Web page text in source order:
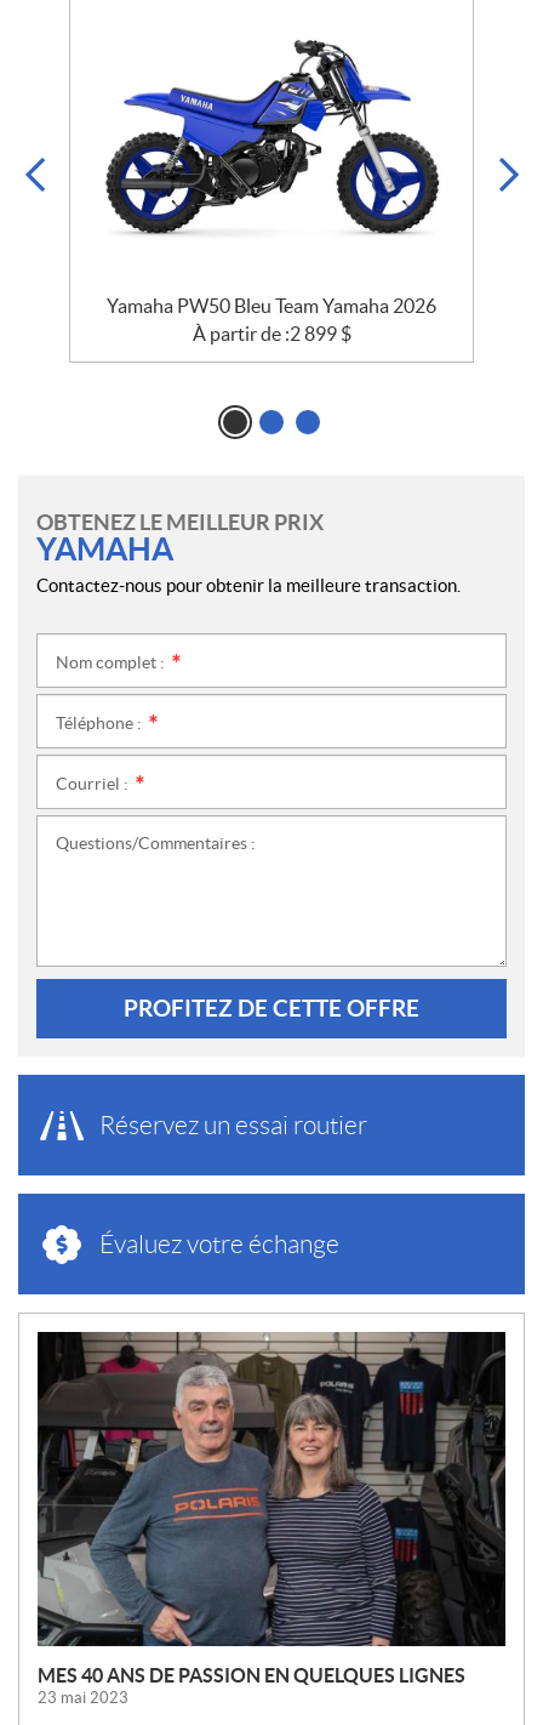
Yamaha PW50 Bleu Team Yamaha 2026
À partir de :2 899 $
OBTENEZ LE MEILLEUR PRIX
YAMAHA
Contactez-nous pour obtenir la meilleure transaction.
Nom complet :
Téléphone :
Courriel :
Questions/Commentaires :
PROFITEZ DE CETTE OFFRE
Réservez un essai routier
Évaluez votre échange
N
U
V
E
L
L
E
S
MES 40 ANS DE PASSION EN QUELQUES LIGNES
23 mai 2023